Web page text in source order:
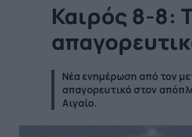
Καιρός 8-8:
Νέα ενημέρωση από τον
απαγορευτικό στον
Αιγαίο.